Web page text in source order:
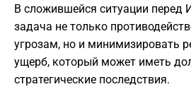
В сложившейся ситуации перед
задача не только
угрозам, но и минимизировать
ущерб, который может иметь
стратегические последствия.